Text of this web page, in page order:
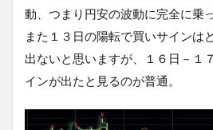
動、つまり円安の波動に完全に乗
また１３日の陽転で買いサインは
出ないと思いますが、１６日－１
インが出たと見るのが普通。